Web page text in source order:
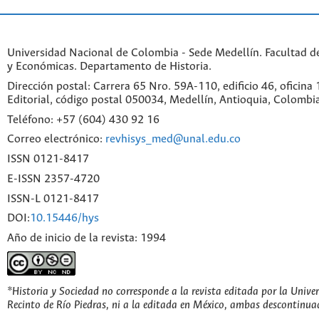
Universidad Nacional de Colombia - Sede Medellín. Facultad
y Económicas. Departamento de Historia.
Dirección postal: Carrera 65 Nro. 59A-110, edificio 46, oficina
Editorial, código postal 050034, Medellín, Antioquia,
Teléfono: +57 (604) 430 92 16
Correo electrónico: revhisys_med@unal.edu.co
ISSN 0121-8417
E-ISSN 2357-4720
ISSN-L 0121-8417
DOI:10.15446/hys
Año de inicio de la revista: 1994
*Historia y Sociedad no corresponde a la revista editada por la
Recinto de Río Piedras, ni a la editada en México, ambas